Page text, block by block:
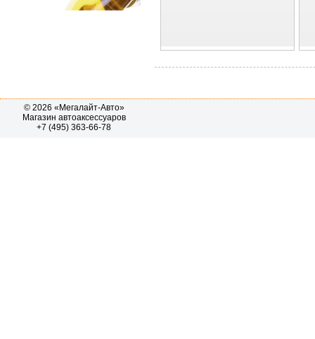
© 2026 «Мегалайт-Авто»
Магазин автоаксессуаров
+7 (495) 363-66-78